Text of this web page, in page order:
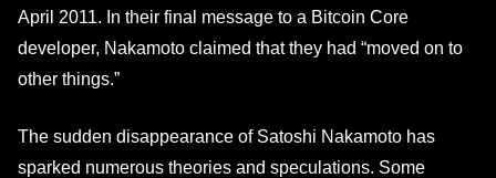
April 2011. In their final message to a Bitcoin Core
developer, Nakamoto claimed that they had “moved on to
other things.”
The sudden disappearance of Satoshi Nakamoto has
sparked numerous theories and speculations. Some